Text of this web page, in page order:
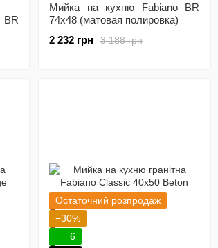
Мийка на кухню Fabiano BR
74x48 (матовая полировка)
3 188 грн
2 232 грн
Остаточний розпродаж
−30%
6